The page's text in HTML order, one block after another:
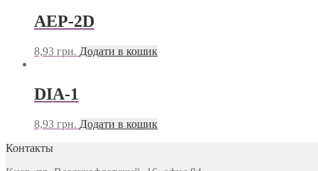
AEP-2D
8,93 грн. Додати в кошик
DIA-1
8,93 грн. Додати в кошик
Контакты